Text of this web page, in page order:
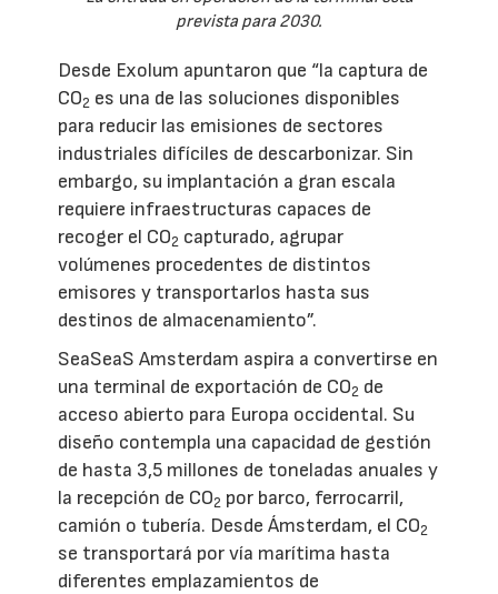
prevista para 2030.
Desde Exolum apuntaron que “la captura de
CO2 es una de las soluciones disponibles
para reducir las emisiones de sectores
industriales difíciles de descarbonizar. Sin
embargo, su implantación a gran escala
requiere infraestructuras capaces de
recoger el CO2 capturado, agrupar
volúmenes procedentes de distintos
emisores y transportarlos hasta sus
destinos de almacenamiento”.
SeaSeaS Amsterdam aspira a convertirse en
una terminal de exportación de CO2 de
acceso abierto para Europa occidental. Su
diseño contempla una capacidad de gestión
de hasta 3,5 millones de toneladas anuales y
la recepción de CO2 por barco, ferrocarril,
camión o tubería. Desde Ámsterdam, el CO2
se transportará por vía marítima hasta
diferentes emplazamientos de